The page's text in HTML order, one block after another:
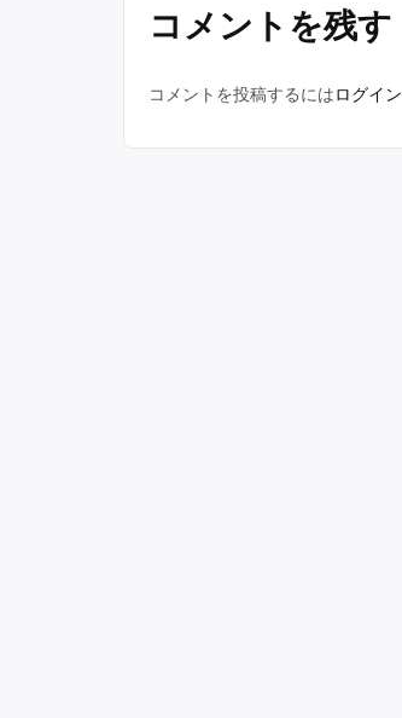
コメントを残す
コメントを投稿するにはログイン